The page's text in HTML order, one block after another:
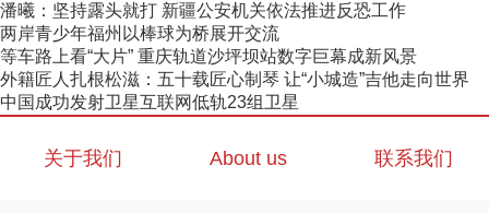
潘曦：坚持露头就打 新疆公安机关依法推进反恐工作
两岸青少年福州以棒球为桥展开交流
等车路上看“大片” 重庆轨道沙坪坝站数字巨幕成新风景
外籍匠人扎根松滋：五十载匠心制琴 让“小城造”吉他走向世界
中国成功发射卫星互联网低轨23组卫星
关于我们 About us 联系我们